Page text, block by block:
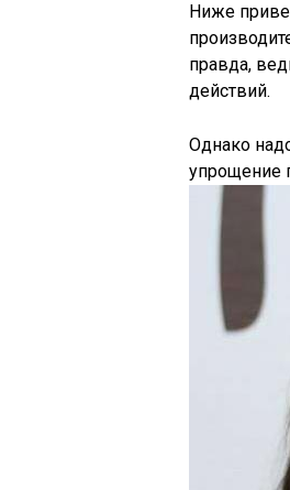
Ниже
правда,
действий.
Однако
упрощение